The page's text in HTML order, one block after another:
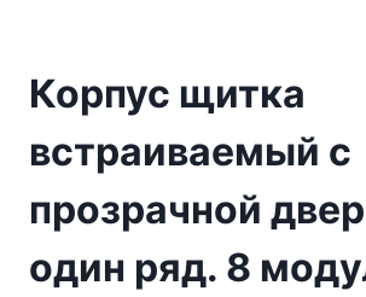
Корпус щитка
встраиваемый с
прозрачной
один ряд. 8